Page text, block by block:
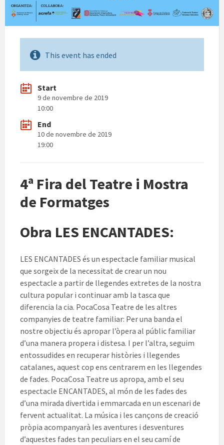
This event has ended
Start
9 de novembre de 2019
10:00
End
10 de novembre de 2019
19:00
4ª Fira del Teatre i Mostra
de Formatges
Obra LES ENCANTADES:
LES ENCANTADES és un espectacle familiar musical
que sorgeix de la necessitat de crear un nou
espectacle a partir de llegendes extretes de la nostra
cultura popular i continuar amb la tasca que
diferencia la cia. PocaCosa Teatre de les altres
companyies de teatre familiar: Per una banda el
nostre objectiu és apropar l’òpera al públic familiar
d’una manera propera i distesa. I per l’altra, seguim
entossudides en recuperar històries i llegendes
catalanes, aquest cop ens centrarem en les llegendes
de fades. PocaCosa Teatre us apropa, amb el seu
espectacle ENCANTADES, al món de les fades des
d’una mirada divertida i emmarcada en un escenari de
fervent actualitat. La música i les cançons de creació
pròpia acompanyarà les aventures i desventures
d’aquestes fades tan peculiars en el seu camí de